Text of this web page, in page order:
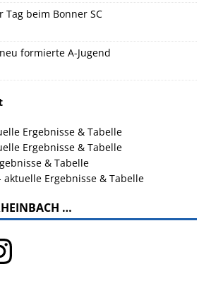
Tag beim Bonner SC
formierte A-Jugend
Ergebnisse & Tabelle
Ergebnisse & Tabelle
& Tabelle
aktuelle Ergebnisse & Tabelle
…